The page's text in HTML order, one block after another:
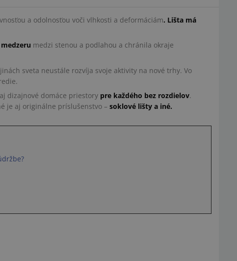
a odolnosťou voči vlhkosti a deformáciám. Lišta má
medzi stenou a podlahou a chránila okraje
sveta neustále rozvíja svoje aktivity na nové trhy. Vo
dizajnové domáce priestory pre každého bez rozdielov.
je aj originálne príslušenstvo – soklové lišty a iné.